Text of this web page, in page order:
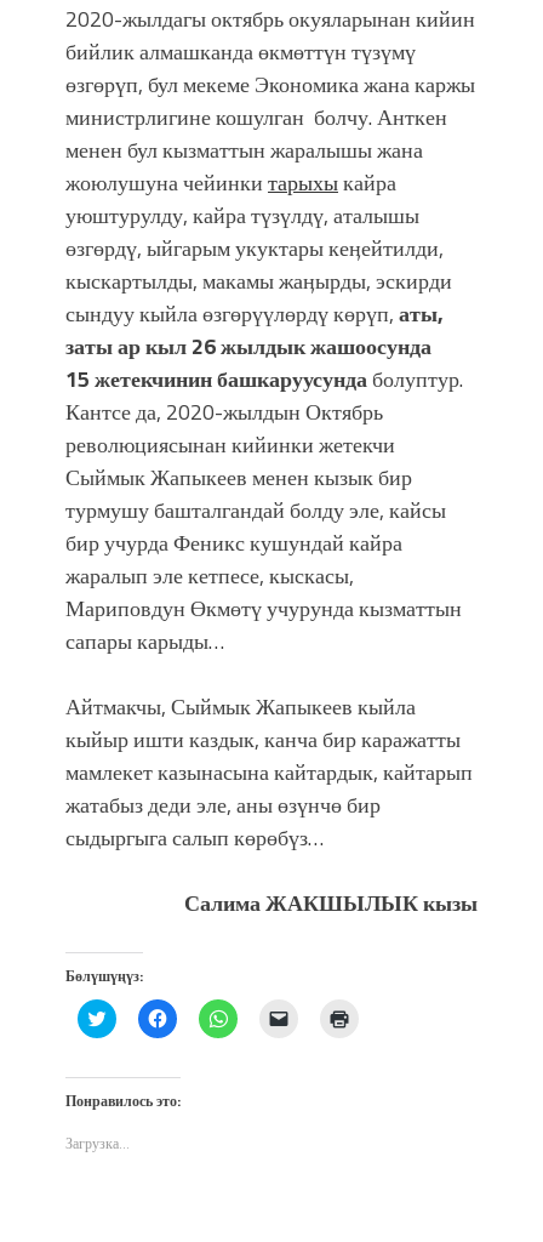
2020-жылдагы октябрь окуяларынан кийин
бийлик алмашканда өкмөттүн түзүмү
өзгөрүп, бул мекеме Экономика жана каржы
министрлигине кошулган болчу. Анткен
менен бул кызматтын жаралышы жана
жоюлушуна чейинкитарыхыкайра
уюштурулду, кайра түзүлдү, аталышы
өзгөрдү, ыйгарым укуктары кеӊейтилди,
кыскартылды, макамы жаӊырды, эскирди
сындуу кыйла өзгөрүүлөрдү көрүп,аты,
заты ар кыл26 жылдык жашоосунда
15 жетекчинин башкаруусундаболуптур.
Кантсе да, 2020-жылдын Октябрь
революциясынан кийинки жетекчи
Сыймык Жапыкеев менен кызык бир
турмушу башталгандай болду эле, кайсы
бир учурда Феникс кушундай кайра
жаралып эле кетпесе, кыскасы,
Мариповдун Өкмөтү учурунда кызматтын
сапары карыды…
Айтмакчы, Сыймык Жапыкеев кыйла
кыйыр ишти каздык, канча бир каражатты
мамлекет казынасына кайтардык, кайтарып
жатабыз деди эле, аны өзүнчө бир
сыдыргыга салып көрөбүз…
Салима ЖАКШЫЛЫК кызы
Бөлүшүңүз:
Нажмите,
чтобы
Twitter
(Открывается
в
окне)
Нажмите,
чтобы
Facebook
(Открывается
в
Нажмите,
чтобы
Послать
ссылку
Понравилось это:
Загрузка...